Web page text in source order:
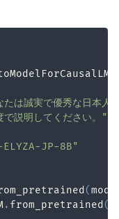
たは誠実で優秀な日本人
説明してください。"
JP-8B"
(
. from_pretrained (